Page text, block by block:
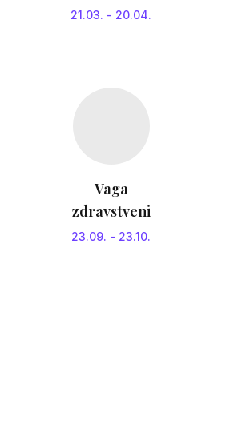
21.03. - 20.04.
Vaga
zdravstveni
23.09. - 23.10.